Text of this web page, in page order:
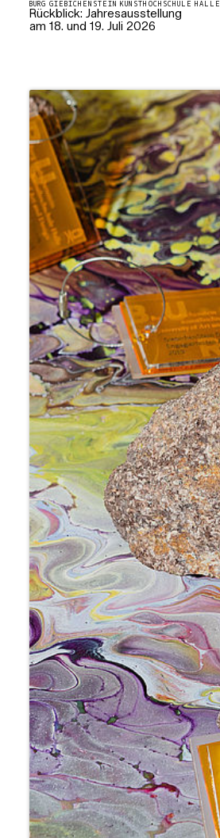
BURG GIEBICHENSTEIN KUNSTHOCHSCHULE HALLE
Rückblick: Jahresausstellung
am 18. und 19. Juli 2026